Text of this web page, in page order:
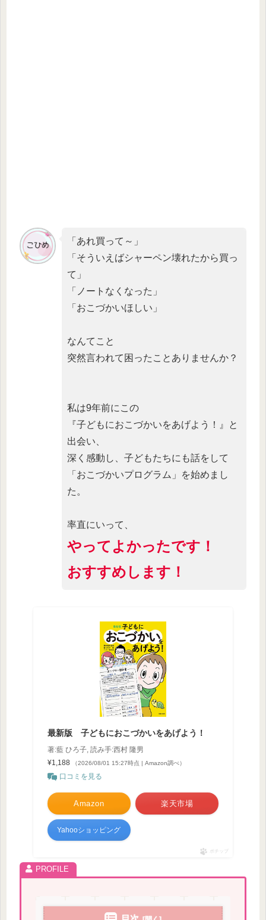
「あれ買って～」
「そういえばシャーペン壊れたから買っ
て」
「ノートなくなった」
「おこづかいほしい」
なんてこと
突然言われて困ったことありませんか？
私は9年前にこの
『子どもにおこづかいをあげよう！』と
出会い、
深く感動し、子どもたちにも話をして
「おこづかいプログラム」を始めまし
た。
率直にいって、
やってよかったです！
おすすめします！
最新版 子どもにおこづかいをあげよう！
著:藍 ひろ子, 読み手:西村 隆男
¥1,188
（2026/08/01 15:27時点 | Amazon調べ）
口コミを見る
Amazon 楽天市場
Yahooショッピング
ポチップ